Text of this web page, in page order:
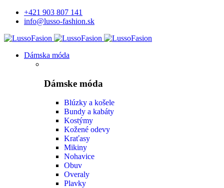
+421 903 807 141
info@lusso-fashion.sk
Dámska móda
Dámske móda
Blúzky a košele
Bundy a kabáty
Kostýmy
Kožené odevy
Kraťasy
Mikiny
Nohavice
Obuv
Overaly
Plavky